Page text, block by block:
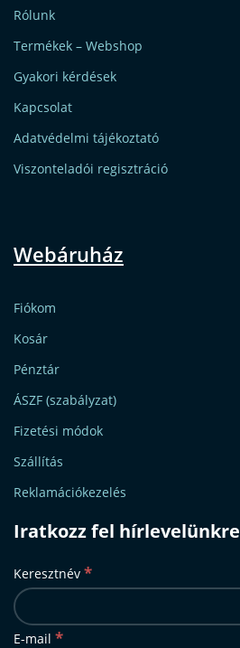
Rólunk
Termékek – Webshop
Gyakori kérdések
Kapcsolat
Adatvédelmi tájékoztató
Viszonteladói regisztráció
Webáruház
Fiókom
Kosár
Pénztár
ÁSZF (szabályzat)
Fizetési módok
Szállítás
Reklamációkezelés
Iratkozz fel hírlevelünkre
Keresztnév *
E-mail *